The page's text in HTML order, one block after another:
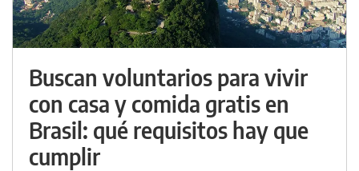
Buscan voluntarios para vivir
con casa y comida gratis en
Brasil: qué requisitos hay que
cumplir